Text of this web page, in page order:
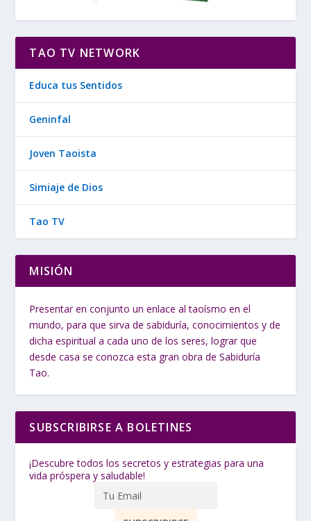
TAO TV NETWORK
Educa tus Sentidos
Geninfal
Joven Taoista
Simiaje de Dios
Tao TV
MISIÓN
Presentar en conjunto un enlace al taoísmo en el
mundo, para que sirva de sabiduría, conocimientos y de
dicha espiritual a cada uno de los seres, lograr que
desde casa se conozca esta gran obra de Sabiduría
Tao.
SUBSCRIBIRSE A BOLETINES
¡Descubre todos los secretos y estrategias para una
vida próspera y saludable!